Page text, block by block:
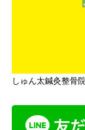
しゅん太鍼灸整骨